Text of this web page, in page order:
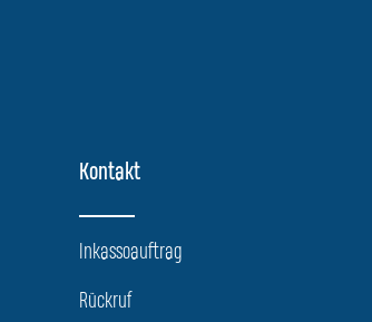
Kontakt
Inkassoauftrag
Rückruf